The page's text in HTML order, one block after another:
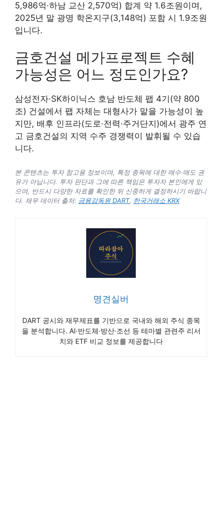
5,986억·하남 교산 2,570억) 합계 약 1.6조원이며,
2025년 말 광명 학온지구(3,148억) 포함 시 1.9조원
입니다.
금호건설 메가프로젝트 수혜
가능성은 어느 정도인가요?
삼성전자·SK하이닉스 호남 반도체 팹 4기(약 800
조) 건설에서 팹 자체는 대형사가 맡을 가능성이 높
지만, 배후 인프라(도로·전력·주거단지)에서 광주 연
고 금호건설의 지역 수주 경쟁력이 발휘될 수 있습
니다.
본 콘텐츠는 투자 참고용 정보이며, 특정 종목에 대한 매수·매도 권
유가 아닙니다. 투자 판단과 그에 따른 책임은 투자자 본인에게 있
으며, 반드시 다양한 자료를 확인한 뒤 신중하게 결정하시기 바랍니
다. 재무 데이터 출처: 금융감독원 DART, 한국거래소 KRX
명견실버
DART 공시와 재무제표를 기반으로 국내와 해외 주식 종목
을 분석합니다. AI·반도체·방산·조선 등 테마별 관련주 리서
치와 ETF 비교 정보를 제공합니다